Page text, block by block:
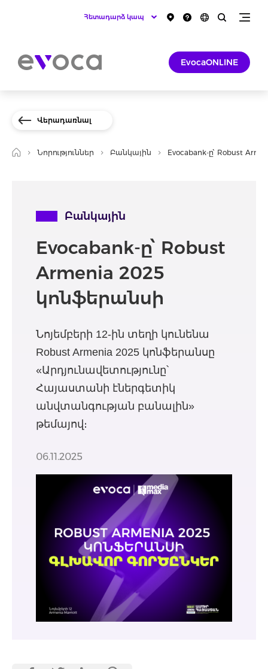
Հետադարձ կապ
EvocaONLINE
Վերադառնալ
Նորություններ Բանկային Evocabank-ը՝ Robust
Բանկային
Evocabank-ը՝ Robust
Armenia 2025
կոնֆերանսի
գործընկեր
Նոյեմբերի 12-ին տեղի կունենա
Robust Armenia 2025 կոնֆերանսը
«Արդյունավետությունը՝
Հայաստանի էներգետիկ
անվտանգության բանալին»
թեմայով։
06.11.2025